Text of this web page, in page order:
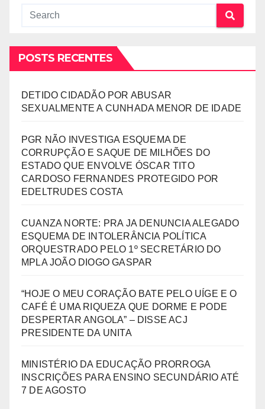
POSTS RECENTES
DETIDO CIDADÃO POR ABUSAR
SEXUALMENTE A CUNHADA MENOR DE IDADE
PGR NÃO INVESTIGA ESQUEMA DE
CORRUPÇÃO E SAQUE DE MILHÕES DO
ESTADO QUE ENVOLVE ÓSCAR TITO
CARDOSO FERNANDES PROTEGIDO POR
EDELTRUDES COSTA
CUANZA NORTE: PRA JA DENUNCIA ALEGADO
ESQUEMA DE INTOLERÂNCIA POLÍTICA
ORQUESTRADO PELO 1º SECRETÁRIO DO
MPLA JOÃO DIOGO GASPAR
“HOJE O MEU CORAÇÃO BATE PELO UÍGE E O
CAFÉ É UMA RIQUEZA QUE DORME E PODE
DESPERTAR ANGOLA” – DISSE ACJ
PRESIDENTE DA UNITA
MINISTÉRIO DA EDUCAÇÃO PRORROGA
INSCRIÇÕES PARA ENSINO SECUNDÁRIO ATÉ
7 DE AGOSTO